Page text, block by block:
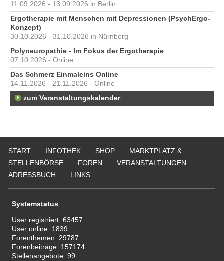
11.09.2026 - 13.09.2026 in Berlin
Ergotherapie mit Menschen mit Depressionen (PsychErgo-
Konzept)
30.10.2026 - 31.10.2026 in Nürnberg
Polyneuropathie - Im Fokus der Ergotherapie
07.10.2026 - Online
Das Schmerz Einmaleins Online
14.11.2026 - 21.11.2026 - Online
zum Veranstaltungskalender
START INFOTHEK SHOP
MARKTPLATZ &
STELLENBÖRSE
FOREN
VERANSTALTUNGEN
ADRESSBUCH
LINKS
Systemstatus
User registriert:63457
User online: 1839
Forenthemen: 29787
Forenbeiträge: 157174
Stellenangebote:99